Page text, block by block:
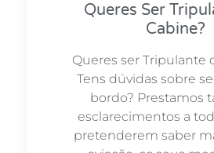
Queres Ser
Cabine?
Queres ser Tripulante
Tens dúvidas sobre
bordo? Prestamos
esclarecimentos a
pretenderem saber